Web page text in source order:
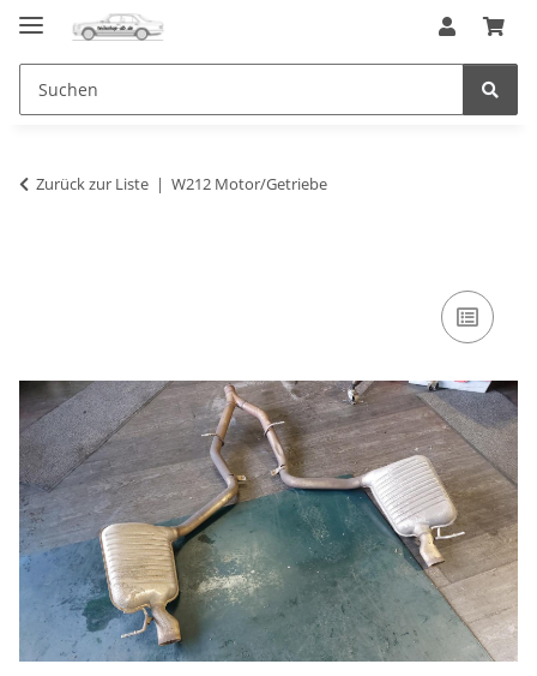
Zurück zur Liste W212 Motor/Getriebe